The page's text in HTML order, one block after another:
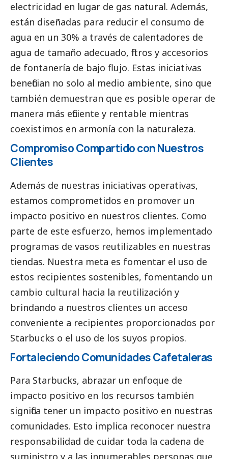
electricidad en lugar de gas natural. Además,
están diseñadas para reducir el consumo de
agua en un 30% a través de calentadores de
agua de tamaño adecuado, filtros y accesorios
de fontanería de bajo flujo. Estas iniciativas
benefician no solo al medio ambiente, sino que
también demuestran que es posible operar de
manera más eficiente y rentable mientras
coexistimos en armonía con la naturaleza.
Compromiso Compartido con Nuestros
Clientes
Además de nuestras iniciativas operativas,
estamos comprometidos en promover un
impacto positivo en nuestros clientes. Como
parte de este esfuerzo, hemos implementado
programas de vasos reutilizables en nuestras
tiendas. Nuestra meta es fomentar el uso de
estos recipientes sostenibles, fomentando un
cambio cultural hacia la reutilización y
brindando a nuestros clientes un acceso
conveniente a recipientes proporcionados por
Starbucks o el uso de los suyos propios.
Fortaleciendo Comunidades Cafetaleras
Para Starbucks, abrazar un enfoque de
impacto positivo en los recursos también
significa tener un impacto positivo en nuestras
comunidades. Esto implica reconocer nuestra
responsabilidad de cuidar toda la cadena de
suministro y a las innumerables personas que